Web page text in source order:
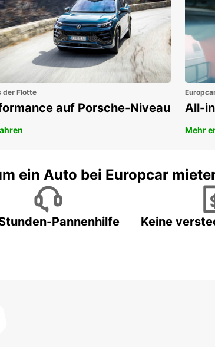
der Flotte
auf Porsche-Niveau All-
Mehr
ein Auto bei Europcar
Pannenhilfe Keine